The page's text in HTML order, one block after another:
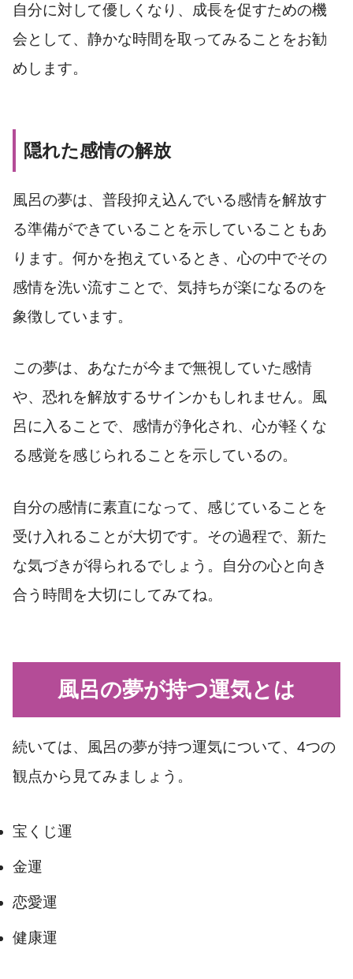
自分に対して優しくなり、成長を促すための機
会として、静かな時間を取ってみることをお勧
めします。
隠れた感情の解放
風呂の夢は、普段抑え込んでいる感情を解放す
る準備ができていることを示していることもあ
ります。何かを抱えているとき、心の中でその
感情を洗い流すことで、気持ちが楽になるのを
象徴しています。
この夢は、あなたが今まで無視していた感情
や、恐れを解放するサインかもしれません。風
呂に入ることで、感情が浄化され、心が軽くな
る感覚を感じられることを示しているの。
自分の感情に素直になって、感じていることを
受け入れることが大切です。その過程で、新た
な気づきが得られるでしょう。自分の心と向き
合う時間を大切にしてみてね。
風呂の夢が持つ運気とは
続いては、風呂の夢が持つ運気について、4つの
観点から見てみましょう。
宝くじ運
金運
恋愛運
健康運